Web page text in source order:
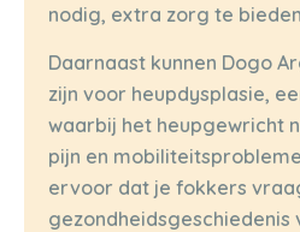
nodig, extra zorg te
Daarnaast kunnen Dogo
zijn voor heupdysplasie,
waarbij het heupgewricht
pijn en
ervoor dat je fokkers
gezondheidsgeschiedenis